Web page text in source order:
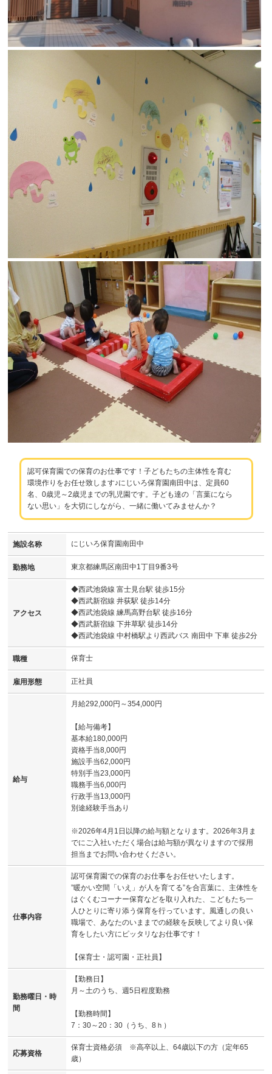
認可保育園での保育のお仕事です！子どもたちの主体性を育む
環境作りをお任せ致します♪にじいろ保育園南田中は、定員60
名、0歳児～2歳児までの乳児園です。子ども達の「言葉になら
ない思い」を大切にしながら、一緒に働いてみませんか？
施設名称 にじいろ保育園南田中
勤務地 東京都練馬区南田中1丁目9番3号
アクセス
◆西武池袋線 富士見台駅 徒歩15分
◆西武新宿線 井荻駅 徒歩14分
◆西武池袋線 練馬高野台駅 徒歩16分
◆西武新宿線 下井草駅 徒歩14分
◆西武池袋線 中村橋駅より西武バス 南田中 下車 徒歩2分
職種 保育士
雇用形態 正社員
給与
月給292,000円～354,000円
【給与備考】
基本給180,000円
資格手当8,000円
施設手当62,000円
特別手当23,000円
職務手当6,000円
行政手当13,000円
別途経験手当あり
※2026年4月1日以降の給与額となります。2026年3月ま
でにご入社いただく場合は給与額が異なりますので採用
担当までお問い合わせください。
仕事内容
認可保育園での保育のお仕事をお任せいたします。
”暖かい空間「いえ」が人を育てる”を合言葉に、主体性を
はぐくむコーナー保育などを取り入れた、こどもたち一
人ひとりに寄り添う保育を行っています。風通しの良い
職場で、あなたのいままでの経験を反映してより良い保
育をしたい方にピッタリなお仕事です！
【保育士・認可園・正社員】
勤務曜日・時
間
【勤務日】
月～土のうち、週5日程度勤務
【勤務時間】
7：30～20：30（うち、8ｈ）
応募資格
保育士資格必須 ※高卒以上、64歳以下の方（定年65
歳）